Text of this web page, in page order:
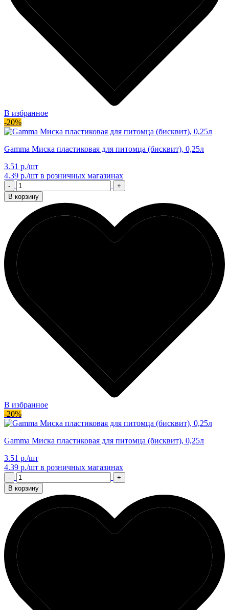
В избранное
-20%
Gamma Миска пластиковая для питомца (бисквит), 0,25л
3.51 р./шт
4.39 р./шт в розничных магазинах
-
+
В корзину
В избранное
-20%
Gamma Миска пластиковая для питомца (бисквит), 0,25л
3.51 р./шт
4.39 р./шт в розничных магазинах
-
+
В корзину